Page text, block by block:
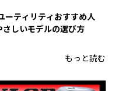
ーティリティおすすめ人
しいモデルの選び方
もっと読む